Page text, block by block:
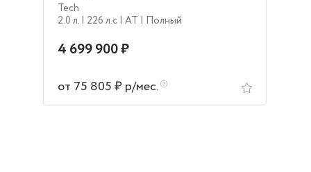
Tech
2.0 л. | 226 л.c | AT | Полный
4 699 900 ₽
от 75 805 ₽ р/мес.